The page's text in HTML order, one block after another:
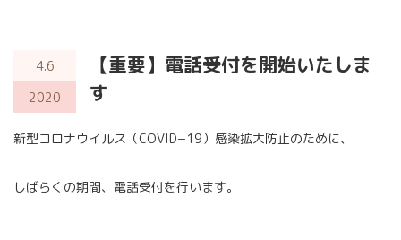
4.6
2020
【重要】電話受付を開始いたしま
す
新型コロナウイルス​​（COVID−19）感染拡大防止のために、
しばらくの期間、電話受付を行います。